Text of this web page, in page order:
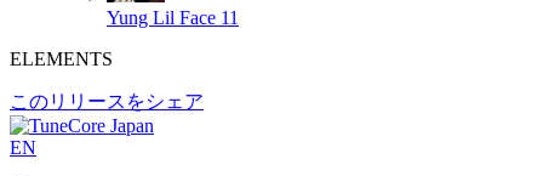
Yung Lil Face 11
ELEMENTS
このリリースをシェア
EN